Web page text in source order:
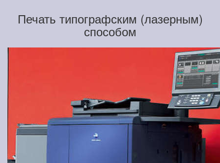
Печать типографским (лазерным)
способом